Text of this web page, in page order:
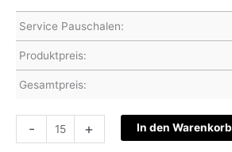
Service Pauschalen:
Produktpreis:
Gesamtpreis:
-
Hochzeitskarte
S19-
+ In den Warenkorb